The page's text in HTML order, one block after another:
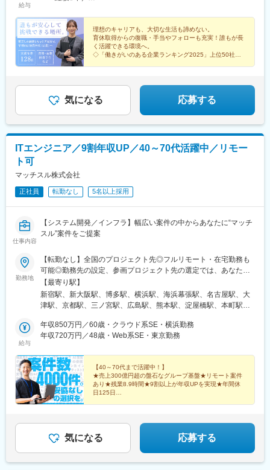
吉野ケ里公園駅、牛津駅、勝瑞駅、鮎喰駅、佐古駅、丸亀駅、撫
駅、野方駅、豊田市駅、常山駅、宇野駅、茨木市駅、鳥取駅、松
江しんじ湖温泉駅、益田駅、宇品三丁目駅、讃岐塩屋駅、大井町
駅、保原駅、市ケ谷駅、飯田橋駅、大崎駅、大門駅(東京都)、渋谷
駅、西荻窪駅、文化の森駅、新高円寺駅、大森海岸駅、都立家政
駅、池ノ上駅、芦花公園駅、奥沢駅、都庁前駅、蓮沼駅、赤羽岩
駅、江北駅、京王八王子駅、小田急多摩センター駅、小田急永山
駅、府中本町駅、喜多見駅、長町駅、溝の口駅、鶴見駅、座間
駅、海老名駅(相模線)、北朝霞駅、八木崎駅、栄町駅(千葉県)、公
園駅、呼続駅、西高蔵駅、東海通駅、あすなろう四日市駅、桜川
駅(大阪府)、曽根駅(大阪府)、東淀川駅、ドーム前千代崎駅、公園
東口駅、段原一丁目駅、橋本駅(福岡県)、西鉄久留米駅、宇品四丁
目駅、鮫洲駅、麹町駅、水道橋駅、大崎広小路駅、浜松町駅、世
センター駅、高津駅(神奈川県)、国道駅、京成津田沼駅、葭川公園
駅、東海神駅、井野駅(千葉県)、妙音通駅、汐見橋駅、大正駅(大
阪府)、比治山橋駅、宇品五丁目駅、四ツ谷駅、九段下駅、芝公園
駅
囲：会社の定める業務就業場所の変更の範囲：会社の定める場所
北八王子駅、河辺駅、西八王子駅、多摩センター駅、京王永山
駅、分倍河原駅、東大和市駅、南大沢駅、矢野口駅、町田駅、田
無駅、狛江駅、亀田駅、新潟大学前駅、長町南駅、陸前高砂駅、
気仙沼市立病院駅、長岡駅、新潟駅、塚目駅、新利府駅、福島駅
(福島県)、卸町駅、南福島駅、陸前山王駅、武蔵溝ノ口駅、宮前平
駅、北茅ケ崎駅、茅ケ崎駅、本厚木駅、京急鶴見駅、鶴見市場
駅、金沢文庫駅、平塚駅、入谷駅(神奈川県)、海老名駅(相鉄・小
田急)、辻堂駅、朝霞台駅、北浦和駅、志木駅、所沢駅、川口駅、
駅、八千代台駅、京成臼井駅、公津の杜駅、津田沼駅、八街駅、
の葉キャンパス駅、南柏駅、地区センター駅、成東駅、八日市場
駅、氏家駅、大平下駅、小山駅、鹿沼駅、韮川駅、新栃木駅、有
松駅、春日井駅(中央本線)、佐古木駅、扶桑駅、新瑞橋駅、多屋
県)、男川駅、勝川駅、八事駅、味美駅(東海交通線)、米野木駅、
小牧駅、佐屋駅、宇頭駅、中川原駅、平田町駅、久居駅、蒲郡
島駅、小牧口駅、港区役所駅、菰野駅、近鉄四日市駅、三日市
駅、大垣駅、美江寺駅、岐南駅、垂井駅、霞ケ浦駅、柳津駅(岐阜
県)、高茶屋駅、美濃青柳駅、北方真桑駅、荒尾駅(岐阜県)、江南
駅(愛知県)、西長堀駅、江坂駅、服部天神駅、塚本駅、東三国駅、
庄内駅(大阪府)、高槻駅、ドーム前駅、門真市駅、千船駅、長尾駅
屋駅、北鯖江駅、福大前西福井駅、敦賀駅、越前新保駅、神明駅
(福井県)、商工会議所前駅、比治山下駅、東山・おかでんミュージ
郎丸駅、花畑駅、羽犬塚駅、竹下駅、高宮駅(福岡県)、新鳥栖駅、
吉野ケ里公園駅、牛津駅、勝瑞駅、鮎喰駅、佐古駅、丸亀駅、撫
養駅、逆井駅、京成立石駅、古河駅、本城駅、箱崎駅、武蔵塚
駅、野方駅、豊田市駅、常山駅、宇野駅、茨木市駅、鳥取駅、松
江しんじ湖温泉駅、益田駅、宇品三丁目駅、讃岐塩屋駅、大井町
駅、西荻窪駅、文化の森駅、新高円寺駅、大森海岸駅、都立家政
駅、池ノ上駅、芦花公園駅、奥沢駅、都庁前駅、蓮沼駅、赤羽岩
淵駅、成増駅、新高島平駅、桜台駅(東京都)、亀戸水神駅、西台
駅、江北駅、京王八王子駅、小田急多摩センター駅、小田急永山
給与
理想のキャリアも、大切な生活も諦めない。
育休取得からの復職・手当やフォローも充実！誰もが長
く活躍できる環境へ。
◇「働きがいのある企業ランキング2025」上位50社に
気になる 応募する
ITエンジニア／9割年収UP／40～70代活躍中／リモー
ト可
マッチスル株式会社
正社員 転勤なし 5名以上採用
仕事内容
【システム開発／インフラ】幅広い案件の中からあなたに“マッチ
スル”案件をご提案
勤務地
【転勤なし】全国のプロジェクト先◎フルリモート・在宅勤務も
可能◎勤務先の設定、参画プロジェクト先の選定では、あなたの
希望を最大限考慮します■東京本社：東京都新宿区新宿4-1-23 新
宿SKYビル8階■大阪オフィス：大阪府大阪市淀川区西中島5-13-
14 共栄新大阪ビル7F■福岡オフィス：福岡県福岡市博多区博多
ンしたい」などご希望をお聞かせください。◎プロジェクトに応
じて在宅勤務も可能です。【日本各地・過去のプロジェクト実
川、山梨、岐阜、愛知、三重、静岡、滋賀、京都、大阪、兵庫、
奈良、広島、福岡、鹿児島、熊本、沖縄
【最寄り駅】
新宿駅、新大阪駅、博多駅、横浜駅、海浜幕張駅、名古屋駅、大
津駅、京都駅、三ノ宮駅、広島駅、熊本駅、淀屋橋駅、本町駅、
之島駅、千里中央駅(北大阪急行)、堺駅、守口駅、三田駅(兵庫
県)、姫路駅、明石駅、奈良駅、藤崎駅(福岡県)、薬院駅、西鉄福
町駅、国際展示場駅、豊洲駅、六本木一丁目駅、虎ノ門ヒルズ
駅、品川駅、品川シーサイド駅、五反田駅、勝どき駅、竹芝駅、
汐留駅、田町駅(東京都)、新橋駅、大手町駅(東京都)、神保町駅、
九段下駅、竹橋駅、麹町駅、国会議事堂前駅、神谷町駅、御成門
駅、天王洲アイル駅、蒲田駅、渋谷駅、表参道駅、西新宿駅、初
駅、京急川崎駅、関内駅、みなとみらい駅、新高島駅、湘南台
駅、長後駅、本厚木駅、さがみ野駅、東京駅、中野駅(東京都)、飯
田橋駅、目黒駅、府中駅(東京都)、小田急多摩センター駅、高田馬
給与
年収850万円／60歳・クラウド系SE・横浜勤務
年収720万円／48歳・Web系SE・東京勤務
【40～70代まで活躍中！】
★売上300億円超の盤石なグループ基盤★リモート案件
あり★残業8.9時間★9割以上が年収UPを実現★年間休
日125日
気になる 応募する